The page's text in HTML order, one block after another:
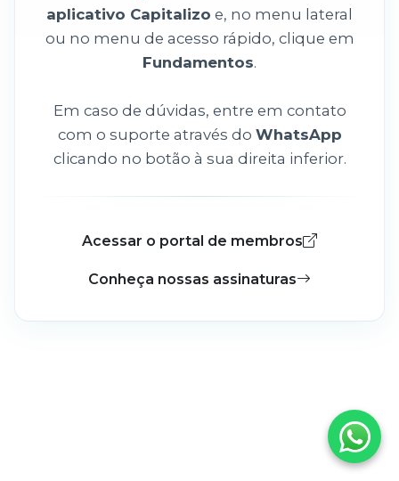
aplicativo Capitalizo e, no menu lateral
ou no menu de acesso rápido, clique em
Fundamentos.
Em caso de dúvidas, entre em contato
com o suporte através do WhatsApp
clicando no botão à sua direita inferior.
Acessar o portal de membros
Conheça nossas assinaturas